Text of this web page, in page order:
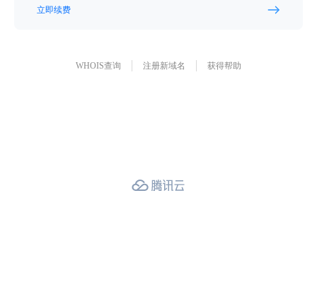
立即续费
WHOIS查询 注册新域名 获得帮助